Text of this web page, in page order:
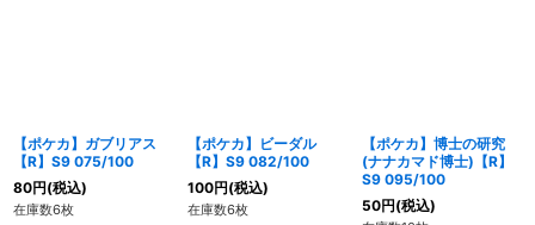
【ポケカ】ガブリアス
【R】S9 075/100
80円(税込)
在庫数6枚
【ポケカ】ビーダル
【R】S9 082/100
100円(税込)
在庫数6枚
【ポケカ】博士の研究
(ナナカマド博士)【R】
S9 095/100
50円(税込)